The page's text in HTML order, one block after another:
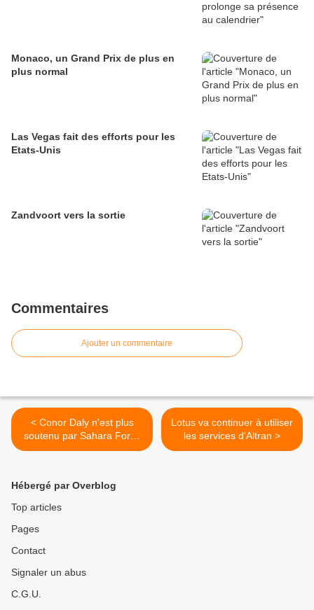
Monaco, un Grand Prix de plus en
plus normal
Las Vegas fait des efforts pour les
Etats-Unis
Zandvoort vers la sortie
Commentaires
Ajouter un commentaire
< Conor Daly n'est plus
soutenu par Sahara Force
India
Lotus va continuer à utiliser
les services d'Altran >
Hébergé par Overblog
Top articles
Pages
Contact
Signaler un abus
C.G.U.